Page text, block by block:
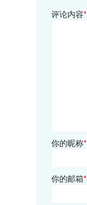
评论内容*
你的昵称*
你的邮箱*